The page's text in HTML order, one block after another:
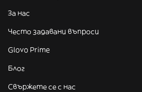
За нас
Често задавани въпроси
Glovo Prime
Блог
Свържете се с нас